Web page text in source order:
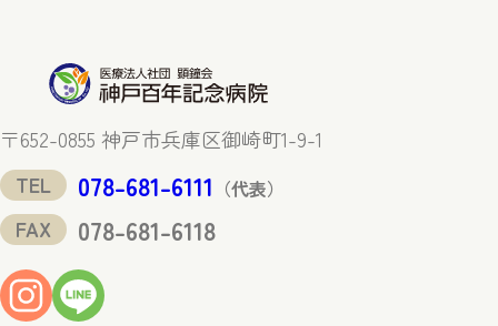
〒652-0855 神戸市兵庫区御崎町1-9-1
TEL
078-681-6111 （代表）
FAX 078-681-6118